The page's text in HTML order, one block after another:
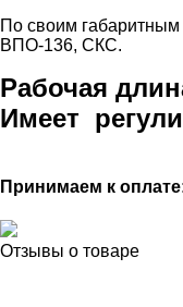
По своим габаритным
ВПО-136, СКС.
Рабочая
Имеет
Принимаем к
Отзывы о товаре